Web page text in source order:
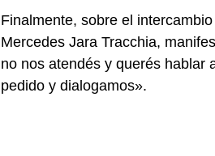
Finalmente, sobre el
Mercedes Jara Tracchia,
no nos atendés y querés hablar
pedido y dialogamos».